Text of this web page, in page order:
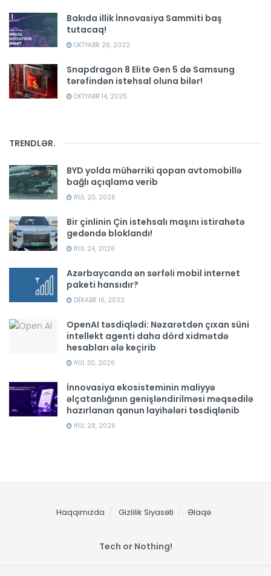
Bakıda illik İnnovasiya Sammiti baş
tutacaq!
OKTYABR 26, 2022
Snapdragon 8 Elite Gen 5 də Samsung
tərəfindən istehsal oluna bilər!
OKTYABR 14, 2025
TRENDLƏR.
BYD yolda mühərriki qopan avtomobillə
bağlı açıqlama verib
İYUL 20, 2026
Bir çinlinin Çin istehsalı maşını istirahətə
gedəndə bloklandı!
İYUL 24, 2026
Azərbaycanda ən sərfəli mobil internet
paketi hansıdır?
DEKABR 16, 2022
OpenAI təsdiqlədi: Nəzarətdən çıxan süni
intellekt agenti daha dörd xidmətdə
hesabları ələ keçirib
İYUL 30, 2026
İnnovasiya ekosisteminin maliyyə
əlçatanlığının genişləndirilməsi məqsədilə
hazırlanan qanun layihələri təsdiqlənib
İYUL 28, 2026
Haqqımızda Gizlilik Siyasəti Əlaqə
Tech or Nothing!